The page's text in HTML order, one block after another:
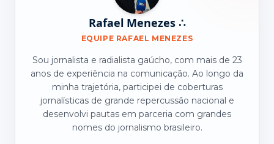
Rafael Menezes ∴
EQUIPE RAFAEL MENEZES
Sou jornalista e radialista gaúcho, com mais de 23
anos de experiência na comunicação. Ao longo da
minha trajetória, participei de coberturas
jornalísticas de grande repercussão nacional e
desenvolvi pautas em parceria com grandes
nomes do jornalismo brasileiro.